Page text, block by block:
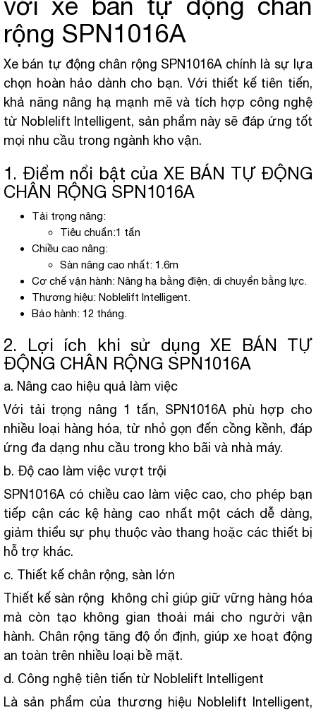
rộng SPN1016A
Xe bán tự động chân rộng SPN1016A chính là sự lựa
chọn hoàn hảo dành cho bạn. Với thiết kế tiên tiến,
khả năng nâng hạ mạnh mẽ và tích hợp công nghệ
từ Noblelift Intelligent, sản phẩm này sẽ đáp ứng tốt
mọi nhu cầu trong ngành kho vận.
1. Điểm nổi bật của XE BÁN TỰ ĐỘNG
CHÂN RỘNG SPN1016A
Tải trọng nâng:
Tiêu chuẩn:1 tấn
Chiều cao nâng:
Sàn nâng cao nhất: 1.6m
Cơ chế vận hành: Nâng hạ bằng điện, di chuyển bằng lực.
Thương hiệu: Noblelift Intelligent.
Bảo hành: 12 tháng.
2. Lợi ích khi sử dụng XE BÁN TỰ
ĐỘNG CHÂN RỘNG SPN1016A
a. Nâng cao hiệu quả làm việc
Với tải trọng nâng 1 tấn, SPN1016A phù hợp cho
nhiều loại hàng hóa, từ nhỏ gọn đến cồng kềnh, đáp
ứng đa dạng nhu cầu trong kho bãi và nhà máy.
b. Độ cao làm việc vượt trội
SPN1016A có chiều cao làm việc cao, cho phép bạn
tiếp cận các kệ hàng cao nhất một cách dễ dàng,
giảm thiểu sự phụ thuộc vào thang hoặc các thiết bị
hỗ trợ khác.
c. Thiết kế chân rộng, sàn lớn
Thiết kế sàn rộng không chỉ giúp giữ vững hàng hóa
mà còn tạo không gian thoải mái cho người vận
hành. Chân rộng tăng độ ổn định, giúp xe hoạt động
an toàn trên nhiều loại bề mặt.
d. Công nghệ tiên tiến từ Noblelift Intelligent
Là sản phẩm của thương hiệu Noblelift Intelligent,